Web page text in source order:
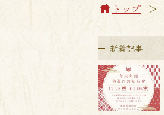
トップ ＞
新着記事